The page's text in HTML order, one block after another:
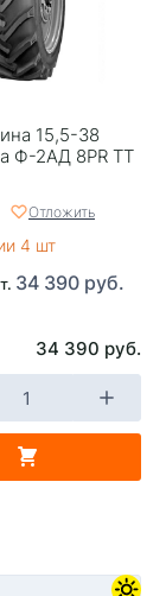
15,5-38
Ф-2АД 8PR TT
Отложить
4 шт
34 390 руб.
34 390 руб.